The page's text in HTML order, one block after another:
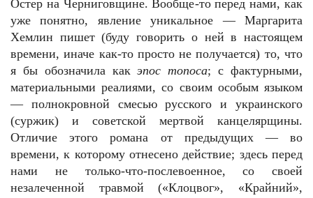
Остер на Черниговщине. Вообще-то перед нами, как
уже понятно, явление уникальное — Маргарита
Хемлин пишет (буду говорить о ней в настоящем
времени, иначе как-то просто не получается) то, что
я бы обозначила какэпос топоса; с фактурными,
материальными реалиями, со своим особым языком
— полнокровной смесью русского и украинского
(суржик) и советской мертвой канцелярщины.
Отличие этого романа от предыдущих — во
времени, к которому отнесено действие; здесь перед
нами не только-что-послевоенное, со своей
незалеченной травмой («Клоцвог», «Крайний»,